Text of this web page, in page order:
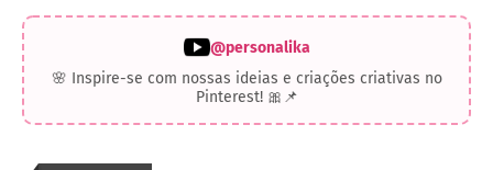
@personalika
🌸 Inspire-se com nossas ideias e criações criativas no
Pinterest! 🎀📌